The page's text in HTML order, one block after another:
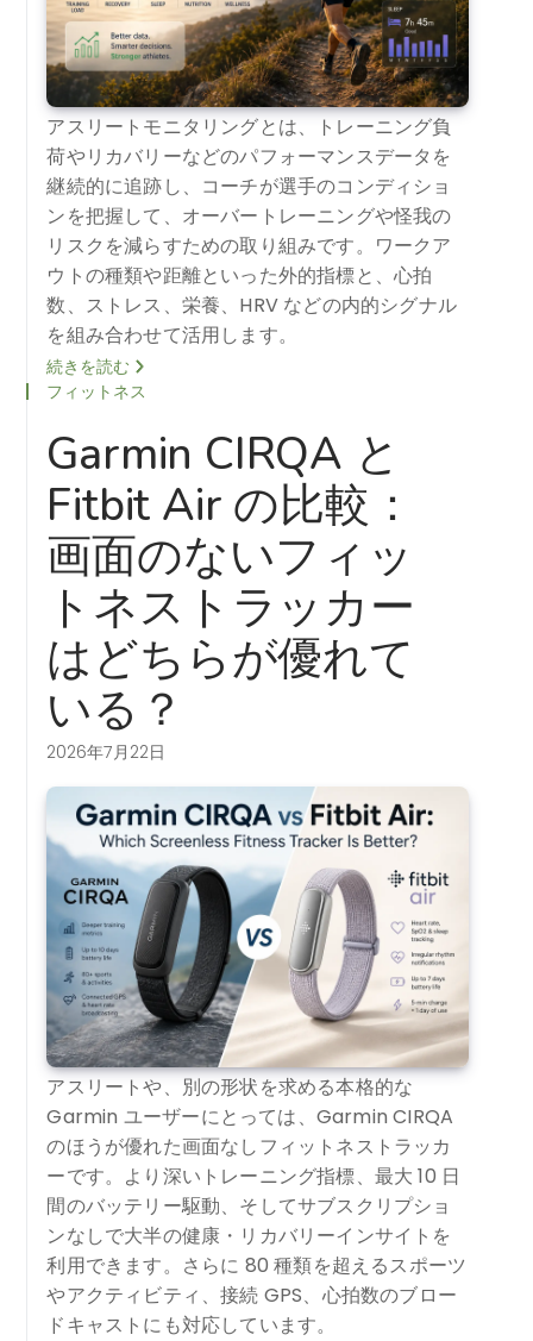
アスリートモニタリングとは、トレーニング負
荷やリカバリーなどのパフォーマンスデータを
継続的に追跡し、コーチが選手のコンディショ
ンを把握して、オーバートレーニングや怪我の
リスクを減らすための取り組みです。ワークア
ウトの種類や距離といった外的指標と、心拍
数、ストレス、栄養、HRV などの内的シグナル
を組み合わせて活用します。
続きを読む
フィットネス
Garmin CIRQA と
Fitbit Air の比較：
画面のないフィッ
トネストラッカー
はどちらが優れて
いる？
2026年7月22日
アスリートや、別の形状を求める本格的な
Garmin ユーザーにとっては、Garmin CIRQA
のほうが優れた画面なしフィットネストラッカ
ーです。より深いトレーニング指標、最大 10 日
間のバッテリー駆動、そしてサブスクリプショ
ンなしで大半の健康・リカバリーインサイトを
利用できます。さらに 80 種類を超えるスポーツ
やアクティビティ、接続 GPS、心拍数のブロー
ドキャストにも対応しています。